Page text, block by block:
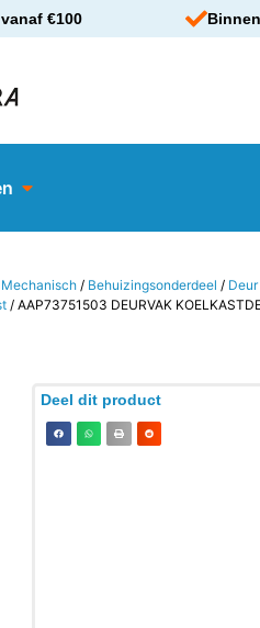
€100
Mechanisch / Behuizingsonderdeel /
/ AAP73751503 DEURVAK
Deel dit product